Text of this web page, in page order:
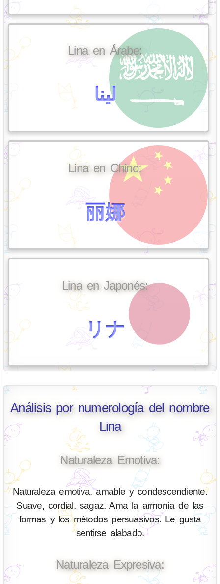
Lina en Árabe:
لينا
Lina en Chino:
丽娜
Lina en Japonés:
リナ
Análisis por numerología del nombre
Lina
Naturaleza Emotiva:
Naturaleza emotiva, amable y condescendiente.
Suave, cordial, sagaz. Ama la armonía de las
formas y los métodos persuasivos. Le gusta
sentirse alabado.
Naturaleza Expresiva: